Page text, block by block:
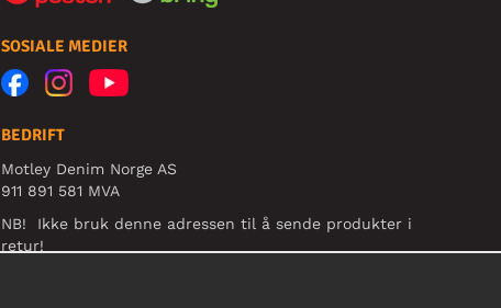
SOSIALE MEDIER
BEDRIFT
Motley Denim Norge AS
911 891 581 MVA
NB! Ikke bruk denne adressen til å sende produkter i
retur!